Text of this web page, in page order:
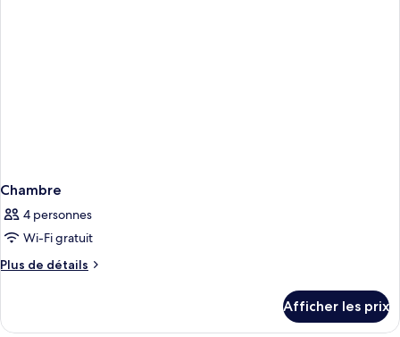
Chambre
4 personnes
Wi-Fi gratuit
Plus de détails
Plus
Chambre
Afficher les prix